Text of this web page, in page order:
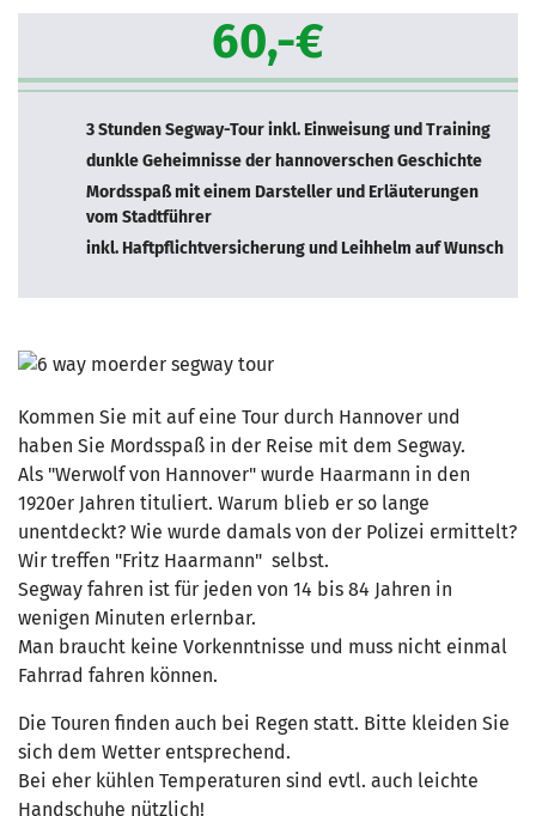
60,-€
3 Stunden Segway-Tour inkl. Einweisung und Training
dunkle Geheimnisse der hannoverschen Geschichte
Mordsspaß mit einem Darsteller und Erläuterungen
vom Stadtführer
inkl. Haftpflichtversicherung und Leihhelm auf Wunsch
Kommen Sie mit auf eine Tour durch Hannover und
haben Sie Mordsspaß in der Reise mit dem Segway.
Als "Werwolf von Hannover" wurde Haarmann in den
1920er Jahren tituliert. Warum blieb er so lange
unentdeckt? Wie wurde damals von der Polizei ermittelt?
Wir treffen "Fritz Haarmann" selbst.
Segway fahren ist für jeden von 14 bis 84 Jahren in
wenigen Minuten erlernbar.
Man braucht keine Vorkenntnisse und muss nicht einmal
Fahrrad fahren können.
Die Touren finden auch bei Regen statt. Bitte kleiden Sie
sich dem Wetter entsprechend.
Bei eher kühlen Temperaturen sind evtl. auch leichte
Handschuhe nützlich!